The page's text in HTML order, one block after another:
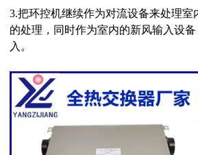
3.把环控机继续作为对流设备来处理室
的处理，同时作为室内的新风输入设
入。